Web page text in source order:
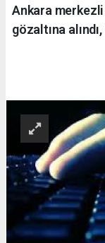
Ankara
gözaltına